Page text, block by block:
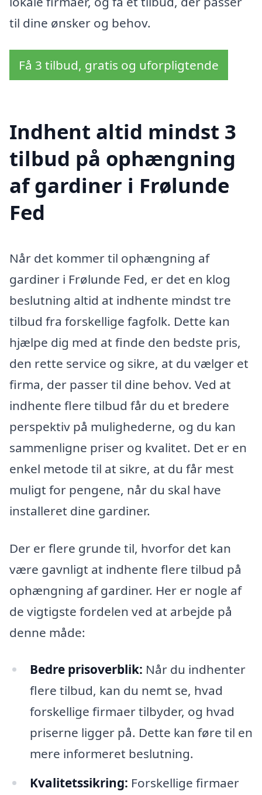
til dine ønsker og behov.
Få 3 tilbud, gratis og uforpligtende
Indhent altid mindst 3
tilbud på ophængning
af gardiner i Frølunde
Fed
Når det kommer til ophængning af
gardiner i Frølunde Fed, er det en klog
beslutning altid at indhente mindst tre
tilbud fra forskellige fagfolk. Dette kan
hjælpe dig med at finde den bedste pris,
den rette service og sikre, at du vælger et
firma, der passer til dine behov. Ved at
indhente flere tilbud får du et bredere
perspektiv på mulighederne, og du kan
sammenligne priser og kvalitet. Det er en
enkel metode til at sikre, at du får mest
muligt for pengene, når du skal have
installeret dine gardiner.
Der er flere grunde til, hvorfor det kan
være gavnligt at indhente flere tilbud på
ophængning af gardiner. Her er nogle af
de vigtigste fordelen ved at arbejde på
denne måde:
Bedre prisoverblik: Når du indhenter
flere tilbud, kan du nemt se, hvad
forskellige firmaer tilbyder, og hvad
priserne ligger på. Dette kan føre til en
mere informeret beslutning.
Kvalitetssikring: Forskellige firmaer